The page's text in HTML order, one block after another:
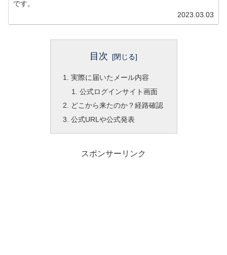
2023.03.03
目次
実際に届いたメール内容
公式ログインサイト画面
どこから来たのか？経路確認
公式URLや公式発表
スポンサーリンク